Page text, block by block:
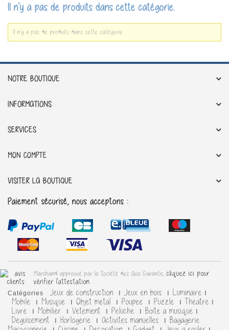
Il n'y a pas de produits dans cette catégorie.
Il n'y a pas de produits dans cette catégorie.
NOTRE BOUTIQUE
INFORMATIONS
SERVICES
MON COMPTE
VISITER LA BOUTIQUE
Paiement sécurisé, nous acceptons :
Marchand approuvé par la Société des Avis Garantis, cliquez ici pour
vérifier l'attestation
Catégories
Jeux de construction Jeux en bois
Luminaire
Mobile
Musique Objet metal Poupee Puzzle
Theatre
Livre
Mobilier Vetement Peluche
Boite a musique
Deguisement
Horlogerie Activites manuelles
Bagagerie